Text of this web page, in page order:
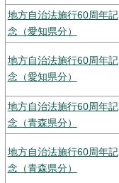
地方自治法施行60周年記
念（愛知県分）
地方自治法施行60周年記
念（愛知県分）
地方自治法施行60周年記
念（青森県分）
地方自治法施行60周年記
念（青森県分）